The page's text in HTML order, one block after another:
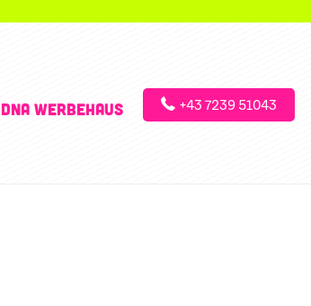
+43 7239 51043
DNA WERBEHAUS